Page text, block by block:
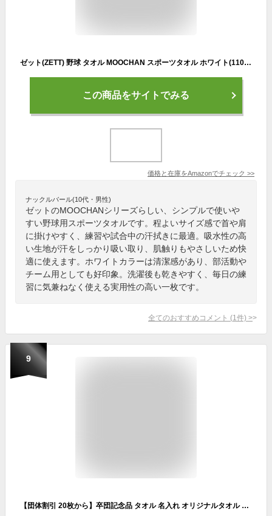
ゼット(ZETT) 野球 タオル MOOCHAN スポーツタオル ホワイト(1100) BTW29001
この商品をサイトでみる
価格と在庫をAmazonでチェック >>
ナックルバール(10代・男性)
ゼットのMOOCHANシリーズらしい、シンプルで使いや
すい野球用スポーツタオルです。程よいサイズ感で首や肩
に掛けやすく、練習や試合中の汗拭きに最適。吸水性の高
い生地が汗をしっかり吸い取り、肌触りもやさしいため快
適に使えます。ホワイトカラーは清潔感があり、部活動や
チーム用としても好印象。洗濯後も乾きやすく、毎日の練
習に気兼ねなく使える実用性の高い一枚です。
全てのおすすめコメント (1 件) >
9
【団体割引 20枚から】卒団記念品 タオル 名入れ オリジナルタオル 1枚から 作成 部活 スポーツタオル 名前入り バスケ サッカー 野球 剣道 メッセージタオル プレゼント 84cm×34cm 綿100％ 卒団 退団 引退